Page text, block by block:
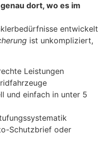
dort, wo es im
entwickelt
ist unkompliziert,
Leistungen
und einfach in unter 5
Schutzbrief oder